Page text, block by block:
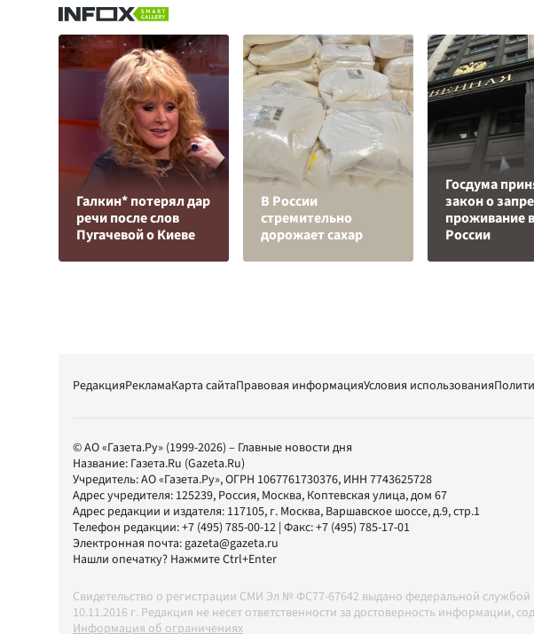
Галкин* потерял дар
речи после слов
Пугачевой о Киеве
В России
стремительно
дорожает сахар
Госдума
закон о
проживание в
России
РедакцияРекламаКарта сайтаПравовая информацияУсловия использования
© АО «Газета.Ру» (1999-2026) – Главные новости дня
Название: Газета.Ru (Gazeta.Ru)
Учредитель:АО «Газета.Ру», ОГРН 1067761730376, ИНН 7743625728
Адрес учредителя: 125239, Россия, Москва, Коптевская улица, дом 67
Адрес редакции и издателя: 117105, г. Москва, Варшавское шоссе, д.9, стр.1
Телефон редакции:+7 (495) 785-00-12 | Факс:+7 (495) 785-17-01
Электронная почта:gazeta@gazeta.ru
Нашли опечатку? Нажмите Ctrl+Enter
Свидетельство о регистрации СМИ Эл № ФС77-67642 выдано федеральной
10.11.2016 г. Редакция не несет ответственности за достоверность
Информация об ограничениях